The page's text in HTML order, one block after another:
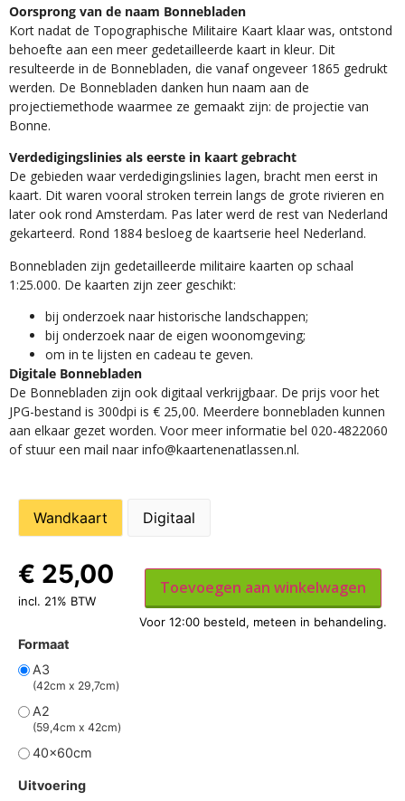
Oorsprong van de naam Bonnebladen
Kort nadat de Topographische Militaire Kaart klaar was, ontstond
behoefte aan een meer gedetailleerde kaart in kleur. Dit
resulteerde in de Bonnebladen, die vanaf ongeveer 1865 gedrukt
werden. De Bonnebladen danken hun naam aan de
projectiemethode waarmee ze gemaakt zijn: de projectie van
Bonne.
Verdedigingslinies als eerste in kaart gebracht
De gebieden waar verdedigingslinies lagen, bracht men eerst in
kaart. Dit waren vooral stroken terrein langs de grote rivieren en
later ook rond Amsterdam. Pas later werd de rest van Nederland
gekarteerd. Rond 1884 besloeg de kaartserie heel Nederland.
Bonnebladen zijn gedetailleerde militaire kaarten op schaal
1:25.000. De kaarten zijn zeer geschikt:​
​bij onderzoek naar historische landschappen;
bij onderzoek naar de eigen woonomgeving;
om in te lijsten en cadeau te geven.
Digitale Bonnebladen
De Bonnebladen zijn ook digitaal verkrijgbaar. De prijs voor het
JPG-bestand is 300dpi is € 25,00. Meerdere bonnebladen kunnen
aan elkaar gezet worden. Voor meer informatie bel 020-4822060
of stuur een mail naar info@kaartenenatlassen.nl.
Wandkaart Digitaal
Formaat
A3
(42cm x 29,7cm)
A2
(59,4cm x 42cm)
40x60cm
Uitvoering
€ 25,00
incl. 21% BTW
Toevoegen aan winkelwagen